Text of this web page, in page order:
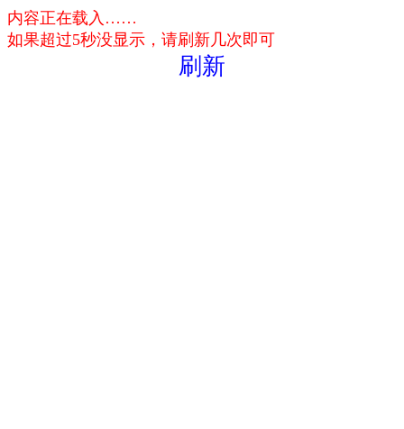
内容正在载入……
如果超过5秒没显示，请刷新几次即可
刷新